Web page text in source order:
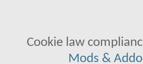
Cookie law
Mods &